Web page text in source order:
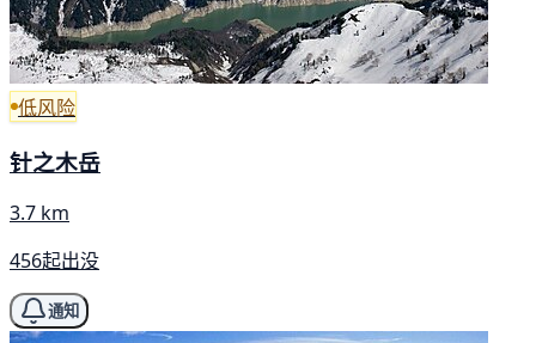
低风险
针之木岳
3.7 km
456起出没
通知